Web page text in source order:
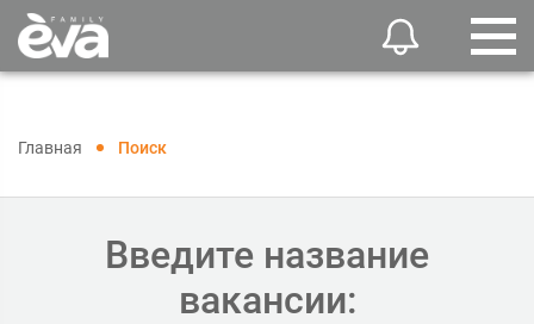
Главная Поиск
Введите название
вакансии: